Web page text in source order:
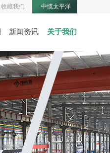
收藏我们 中缆太平洋
新闻资讯 关于我们